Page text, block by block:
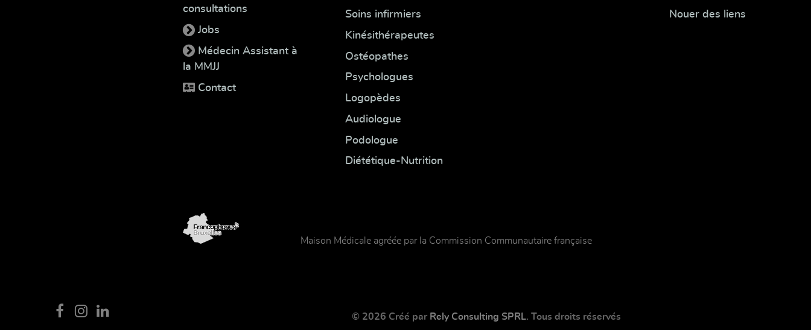
consultations
Jobs
Médecin Assistant à
la MMJJ
Contact
Soins infirmiers
Kinésithérapeutes
Ostéopathes
Psychologues
Logopèdes
Audiologue
Podologue
Diététique-Nutrition
Nouer des liens
Maison Médicale agréée par la Commission Communautaire française
© 2026 Créé par Rely Consulting SPRL. Tous droits réservés